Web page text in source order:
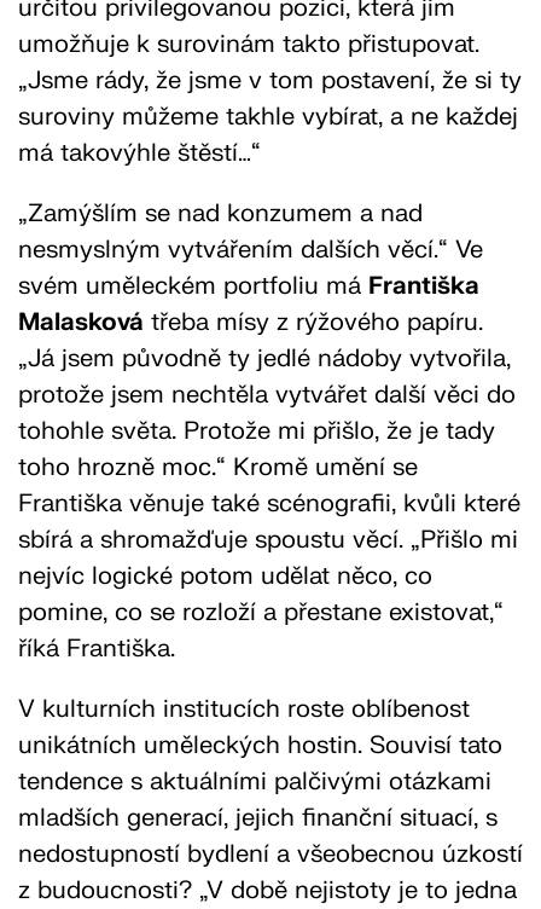
určitou privilegovanou pozici, která jim
umožňuje k surovinám takto přistupovat.
„Jsme rády, že jsme v tom postavení, že si ty
suroviny můžeme takhle vybírat, a ne každej
má takovýhle štěstí…“
„Zamýšlím se nad konzumem a nad
nesmyslným vytvářením dalších věcí.“ Ve
svém uměleckém portfoliu má Františka
Malasková třeba mísy z rýžového papíru.
„Já jsem původně ty jedlé nádoby vytvořila,
protože jsem nechtěla vytvářet další věci do
tohohle světa. Protože mi přišlo, že je tady
toho hrozně moc.“ Kromě umění se
Františka věnuje také scénografii, kvůli které
sbírá a shromažďuje spoustu věcí. „Přišlo mi
nejvíc logické potom udělat něco, co
pomine, co se rozloží a přestane existovat,“
říká Františka.
V kulturních institucích roste oblíbenost
unikátních uměleckých hostin. Souvisí tato
tendence s aktuálními palčivými otázkami
mladších generací, jejich finanční situací, s
nedostupností bydlení a všeobecnou úzkostí
z budoucnosti? „V době nejistoty je to jedna